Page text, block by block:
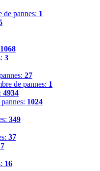
de pannes: 1
1068
3
27
de pannes: 1
4934
1024
349
37
16